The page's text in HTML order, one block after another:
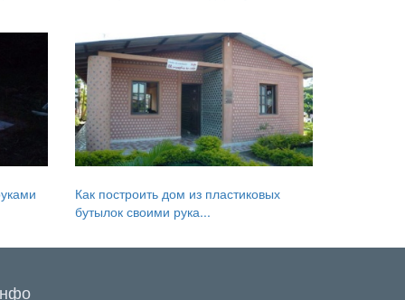
Как построить дом из пластиковых
бутылок своими рука...